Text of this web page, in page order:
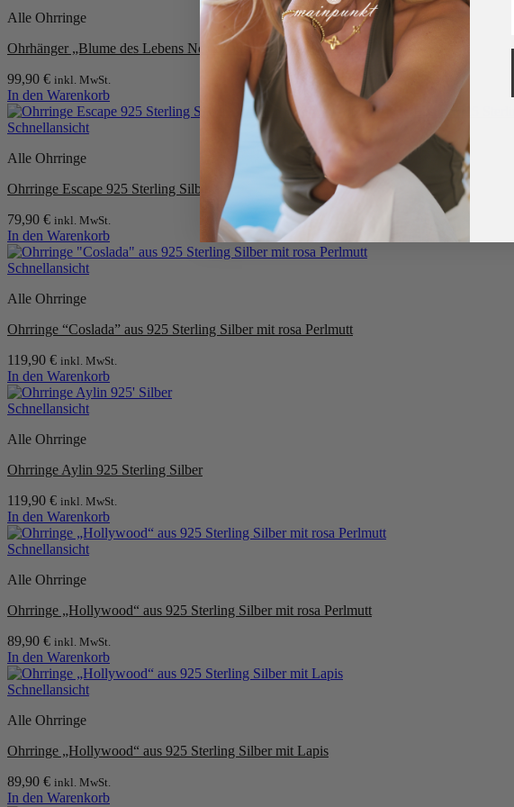
Alle Ohrringe
Ohrhänger „Blume des Lebens No. 2“ aus 925er Sterling Silber
99,90 € inkl. MwSt.
In den Warenkorb
Schnellansicht
Alle Ohrringe
Ohrringe Escape 925 Sterling Silber
79,90 € inkl. MwSt.
In den Warenkorb
Schnellansicht
Alle Ohrringe
Ohrringe “Coslada” aus 925 Sterling Silber mit rosa Perlmutt
119,90 € inkl. MwSt.
In den Warenkorb
Schnellansicht
Alle Ohrringe
Ohrringe Aylin 925 Sterling Silber
119,90 € inkl. MwSt.
In den Warenkorb
Schnellansicht
Alle Ohrringe
Ohrringe „Hollywood“ aus 925 Sterling Silber mit rosa Perlmutt
89,90 € inkl. MwSt.
In den Warenkorb
Schnellansicht
Alle Ohrringe
Ohrringe „Hollywood“ aus 925 Sterling Silber mit Lapis
89,90 € inkl. MwSt.
In den Warenkorb